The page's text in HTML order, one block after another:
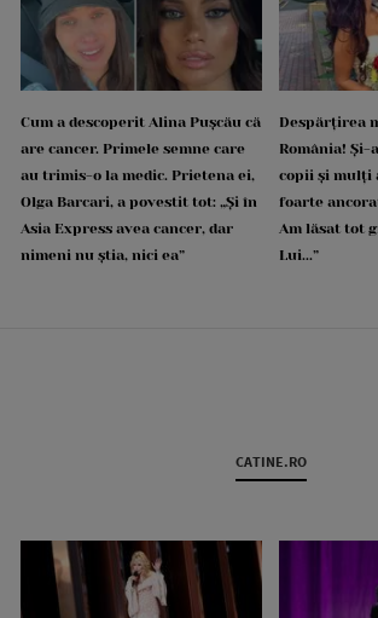
Cum a descoperit Alina Pușcău că
are cancer. Primele semne care
au trimis-o la medic. Prietena ei,
Olga Barcari, a povestit tot: „Și în
Asia Express avea cancer, dar
nimeni nu știa, nici ea”
Despărțirea
România! Și-
copii și mulți
foarte
Am lăsat tot
Lui...”
CATINE.RO